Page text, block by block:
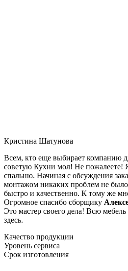
Кристина Шатунова
Всем, кто еще выбирает компанию
советую Кухни мол! Не пожалеете!
спальню. Начиная с обсуждения
монтажом никаких проблем не
быстро и качественно. К тому же
Огромное спасибо сборщику
Это мастер своего дела! Всю мебель
здесь.
Качество продукции
Уровень сервиса
Срок изготовления